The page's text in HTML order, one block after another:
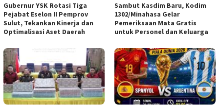
Gubernur YSK Rotasi Tiga
Pejabat Eselon II Pemprov
Sulut, Tekankan Kinerja dan
Optimalisasi Aset Daerah
Sambut Kasdim Baru, Kodim
1302/Minahasa Gelar
Pemeriksaan Mata Gratis
untuk Personel dan Keluarga